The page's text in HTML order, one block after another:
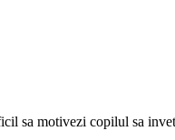
sa motivezi copilul sa